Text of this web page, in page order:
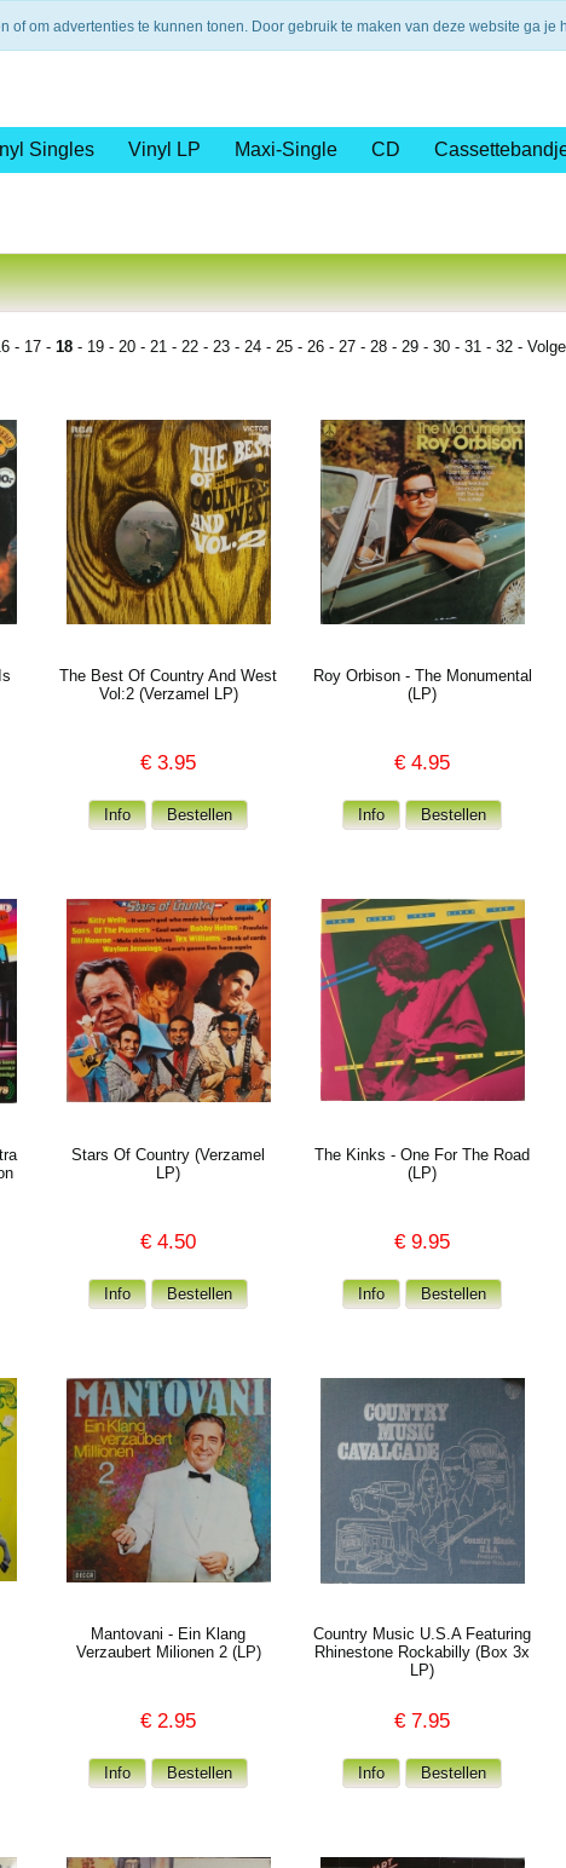
verzending vanaf €75,- (NL) 14 dagen retourtermijn Veilig
Singles Vinyl LP Maxi-Single CD
- 17 - 18 - 19 - 20 - 21 - 22 - 23 - 24 - 25 - 26 - 27 - 28 - 29 - 30 - 31 - 32 -
The Best Of Country And West
Vol:2 (Verzamel LP)
€ 3.95
Roy Orbison - The Monumental
(LP)
€ 4.95
Stars Of Country (Verzamel
LP)
€ 4.50
The Kinks - One For The Road
(LP)
€ 9.95
Mantovani - Ein Klang
Verzaubert Milionen 2 (LP)
€ 2.95
Country Music U.S.A Featuring
Rhinestone Rockabilly (Box 3x
LP)
€ 7.95
om advertenties te kunnen tonen. Door gebruik te maken van deze website ga je